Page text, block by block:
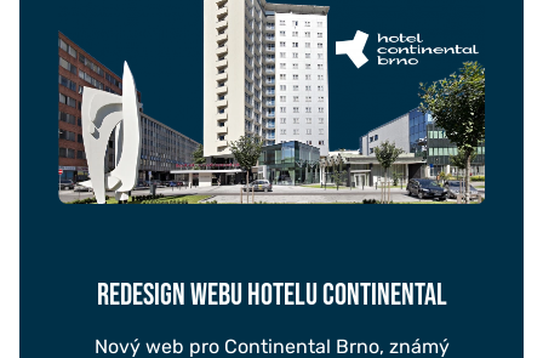
REDESIGN WEBU HOTELU CONTINENTAL
Nový web pro Continental Brno, známý